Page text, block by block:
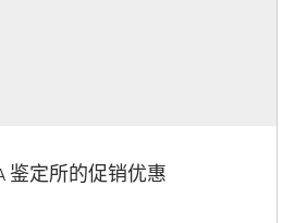
鉴定所的促销优惠